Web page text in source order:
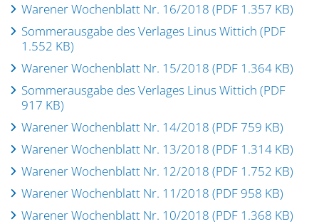
Warener Wochenblatt Nr. 16/2018 (PDF 1.357 KB)
Sommerausgabe des Verlages Linus Wittich (PDF
1.552 KB)
Warener Wochenblatt Nr. 15/2018 (PDF 1.364 KB)
Sommerausgabe des Verlages Linus Wittich (PDF
917 KB)
Warener Wochenblatt Nr. 14/2018 (PDF 759 KB)
Warener Wochenblatt Nr. 13/2018 (PDF 1.314 KB)
Warener Wochenblatt Nr. 12/2018 (PDF 1.752 KB)
Warener Wochenblatt Nr. 11/2018 (PDF 958 KB)
Warener Wochenblatt Nr. 10/2018 (PDF 1.368 KB)